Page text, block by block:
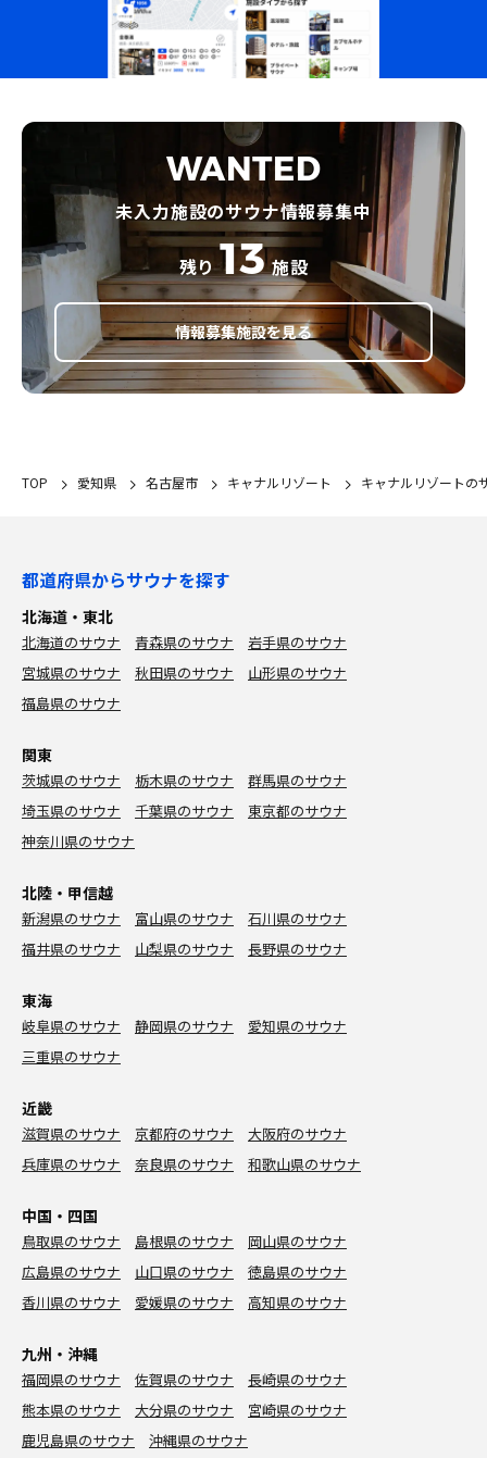
WANTED
未入力施設のサウナ情報募集中
残り 13 施設
情報募集施設を見る
TOP 愛知県 名古屋市 キャナルリゾート キャナルリゾートの
都道府県からサウナを探す
北海道・東北
北海道のサウナ 青森県のサウナ
岩手県のサウナ
宮城県のサウナ
秋田県のサウナ
山形県のサウナ
福島県のサウナ
関東
茨城県のサウナ 栃木県のサウナ
群馬県のサウナ
埼玉県のサウナ
千葉県のサウナ
東京都のサウナ
神奈川県のサウナ
北陸・甲信越
新潟県のサウナ 富山県のサウナ
石川県のサウナ
福井県のサウナ
山梨県のサウナ 長野県のサウナ
東海
岐阜県のサウナ 静岡県のサウナ
愛知県のサウナ
三重県のサウナ
近畿
滋賀県のサウナ 京都府のサウナ
大阪府のサウナ
兵庫県のサウナ
奈良県のサウナ 和歌山県のサウナ
中国・四国
鳥取県のサウナ 島根県のサウナ
岡山県のサウナ
広島県のサウナ
山口県のサウナ
徳島県のサウナ
香川県のサウナ
愛媛県のサウナ 高知県のサウナ
九州・沖縄
福岡県のサウナ 佐賀県のサウナ
長崎県のサウナ
熊本県のサウナ
大分県のサウナ
宮崎県のサウナ
鹿児島県のサウナ
沖縄県のサウナ